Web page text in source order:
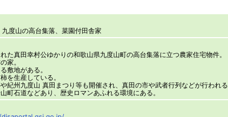
度山の高台集落、菜園付田舎家
真田幸村公ゆかりの和歌山県九度山町の高台集落に立つ農家住宅物件。
家。
敷地がある。
を生産している。
紀州九度山 真田まつり等も開催され、真田の市や武者行列などが行われる
石道などあり、歴史ロマンあふれる環境にある。